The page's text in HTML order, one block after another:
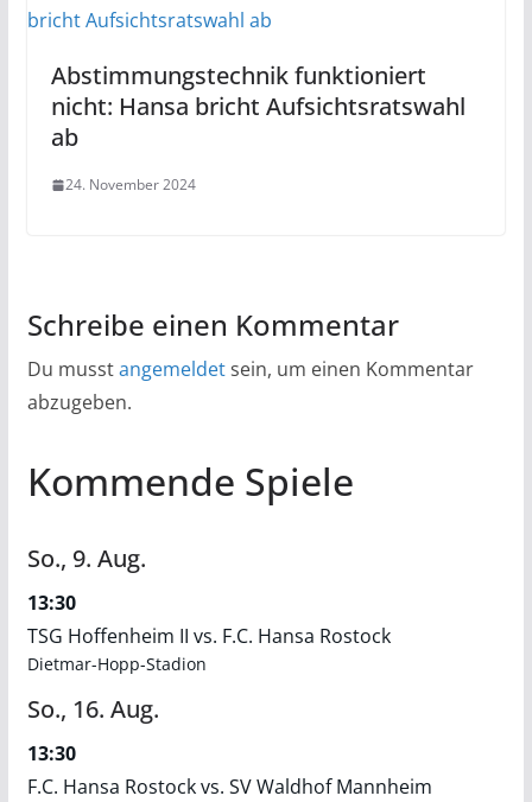
Abstimmungstechnik funktioniert
nicht: Hansa bricht Aufsichtsratswahl
ab
24. November 2024
Schreibe einen Kommentar
Du musstangemeldetsein, um einen Kommentar
abzugeben.
Kommende Spiele
So., 9. Aug.
13:30
TSG Hoffenheim II vs. F.C. Hansa Rostock
Dietmar-Hopp-Stadion
So., 16. Aug.
13:30
F.C. Hansa Rostock vs. SV Waldhof Mannheim